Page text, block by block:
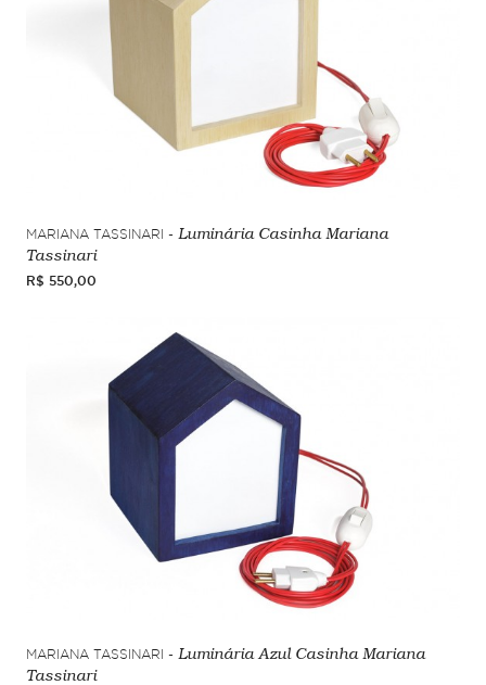
MARIANA TASSINARI - Luminária Casinha Mariana
Tassinari
R$ 550,00
MARIANA TASSINARI - Luminária Azul Casinha Mariana
Tassinari